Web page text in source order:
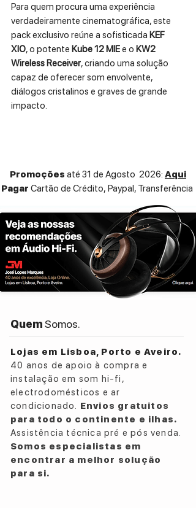
Para quem procura uma experiência
verdadeiramente cinematográfica, este
pack exclusivo reúne a sofisticada KEF
XIO, o potente Kube 12 MIEe o KW2
Wireless Receiver, criando uma solução
capaz de oferecer som envolvente,
diálogos cristalinos e graves de grande
impacto.
videojogos muito além dos limites dos
altifalantes integrados da televisão. Com
um palco sonoro envolvente e uma
excelente definição, cada detalhe é
reproduzido com a qualidade
característica da KEF.
OKube 12 MIEacrescenta graves
profundos, poderosos e controlados,
bandas sonoras e efeitos especiais. O seu
driver de 12 polegadas e a amplificação
dedicada permitem preencher salas
maiores com facilidade, proporcionando
uma experiência mais intensa e imersiva.
A integração é simplificada através do
KW2 Wireless Receiver, que permite a
ligação sem fios entre a soundbar e o
subwoofer, eliminando cabos
desnecessários e oferecendo maior
liberdade na instalação.
Promoções até 31 de Agosto 2026: Aqui
Pagar Cartão de Crédito, Paypal, Transferência
QuemSomos.
Lojas em Lisboa, Porto e Aveiro.
40 anos de apoio à compra e
instalação em som hi-fi,
electrodomésticos e ar
condicionado. Envios gratuitos
para todo o continente e ilhas.
Assistência técnica pré e pós venda.
Somos especialistas em
encontrar a melhor solução
para si.